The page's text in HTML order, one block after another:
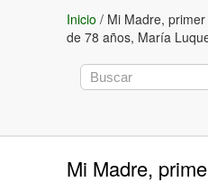
Inicio / Mi Madre,
de 78 años, María
Mi Madre,